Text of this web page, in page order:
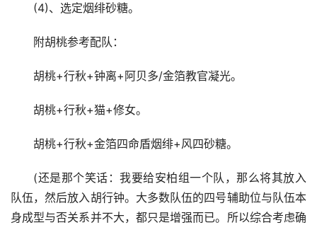
(4)、选定烟绯砂糖。
附胡桃参考配队：
胡桃+行秋+钟离+阿贝多/金箔教官凝光。
胡桃+行秋+猫+修女。
胡桃+行秋+金箔四命盾烟绯+风四砂糖。
(还是那个笑话：我要给安柏组一个队，那么将其放入
队伍，然后放入胡行钟。大多数队伍的四号辅助位与队伍本
身成型与否关系并不大，都只是增强而已。所以综合考虑确